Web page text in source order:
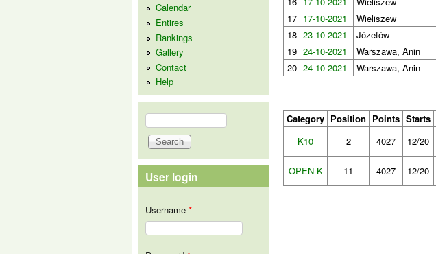
17 17-10-2021 Wieliszew
18 23-10-2021 Józefów
19 24-10-2021 Warszawa, Anin
20 24-10-2021 Warszawa, Anin
Category Position Points Starts
K10
2 4027 12/20
OPEN K
11 4027 12/20
Calendar
Entires
Rankings
Gallery
Contact
Help
Search form
Search
User login
Username *